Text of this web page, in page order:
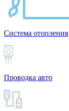
Система отопления
Проводка авто